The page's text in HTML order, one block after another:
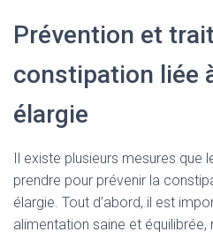
Prévention et
constipation liée
élargie
Il existe plusieurs mesures que
prendre pour prévenir la
élargie. Tout d’abord, il est
alimentation saine et équilibrée,